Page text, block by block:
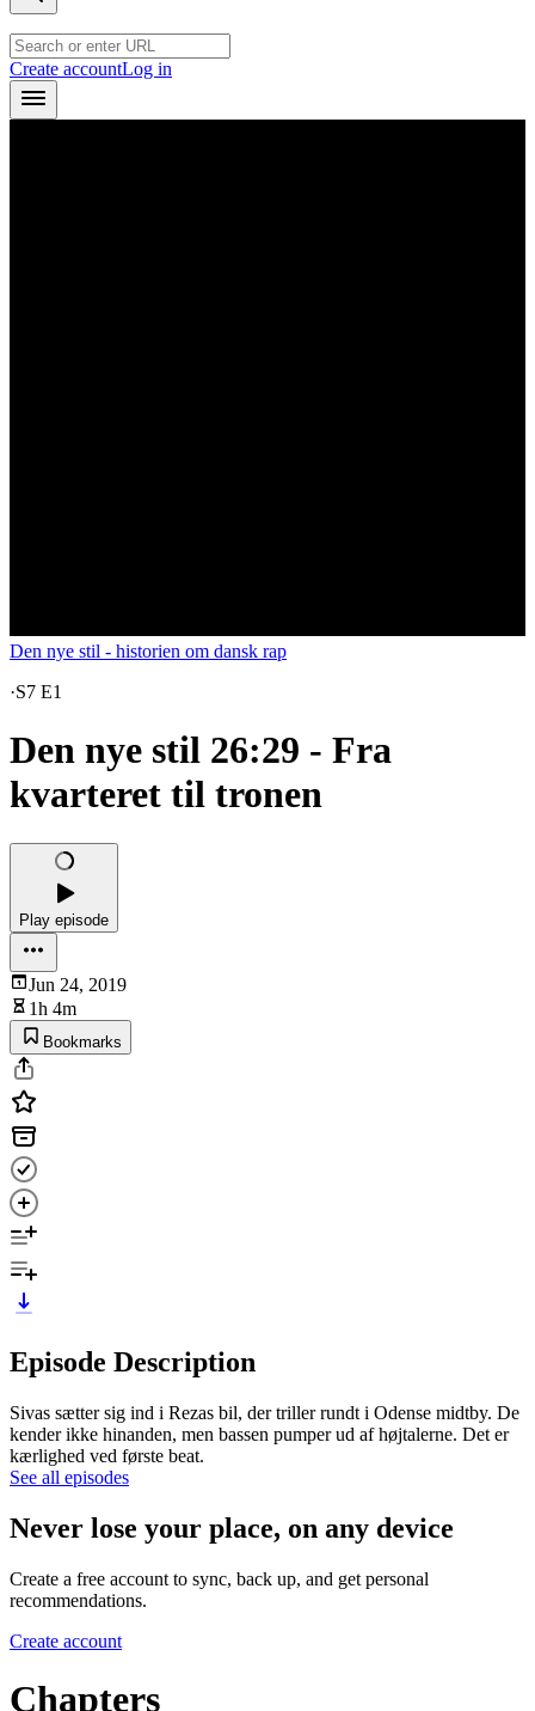
Create accountLog in
Den nye stil - historien om dansk rap
·S7 E1
Den nye stil 26:29 - Fra
kvarteret til tronen
Play episode
Jun 24, 2019
1h 4m
Bookmarks
Episode Description
Sivas sætter sig ind i Rezas bil, der triller rundt i Odense midtby. De
kender ikke hinanden, men bassen pumper ud af højtalerne. Det er
kærlighed ved første beat.
See all episodes
Never lose your place, on any device
Create a free account to sync, back up, and get personal
recommendations.
Create account
Chapters